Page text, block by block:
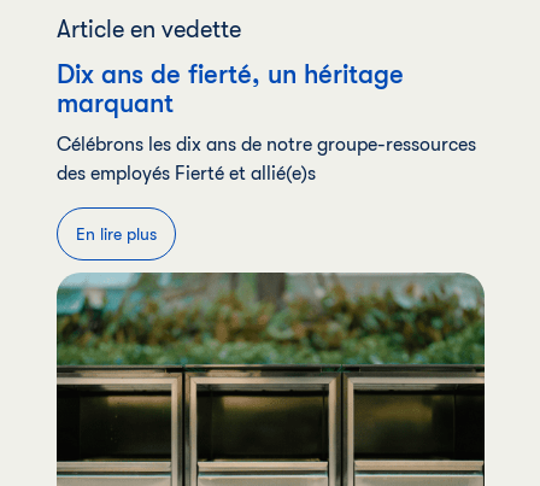
Article en vedette
Dix ans de fierté, un héritage
marquant
Célébrons les dix ans de notre groupe-ressources
des employés Fierté et allié(e)s
En lire plus